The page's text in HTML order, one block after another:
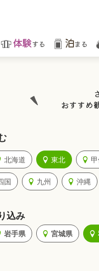
体験する 泊まる
おすすめ
北海道 東北
国 九州 沖縄
込み
岩手県 宮城県